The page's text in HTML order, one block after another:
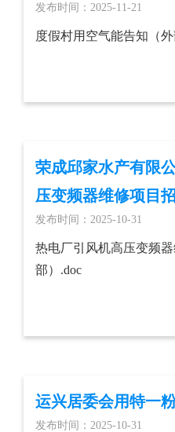
发布时间：2025-11-21
度假村用空气能告知（
荣成邱家水产有限
压变频器维修项目
发布时间：2025-10-31
热电厂引风机高压变频
部）.doc
运兴居委会用特一
发布时间：2025-10-31